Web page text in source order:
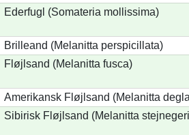
Ederfugl (Somateria mollissima)
Brilleand (Melanitta perspicillata)
Fløjlsand (Melanitta fusca)
Amerikansk Fløjlsand (Melanitta
Sibirisk Fløjlsand (Melanitta